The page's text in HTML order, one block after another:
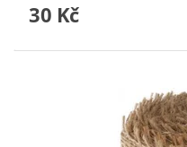
30 Kč